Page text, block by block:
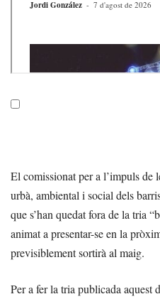
El comissionat per a l’impuls de
urbà, ambiental i social dels
que s’han quedat fora de la tria
animat a presentar-se en la
previsiblement sortirà al maig.
Per a fer la tria publicada aquest